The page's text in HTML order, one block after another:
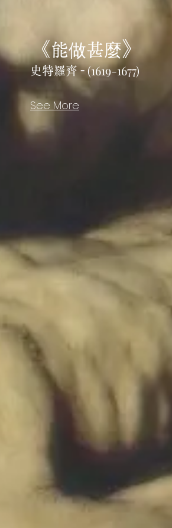
《能做甚麼》
史特羅齊 -(1619-1677)
See More